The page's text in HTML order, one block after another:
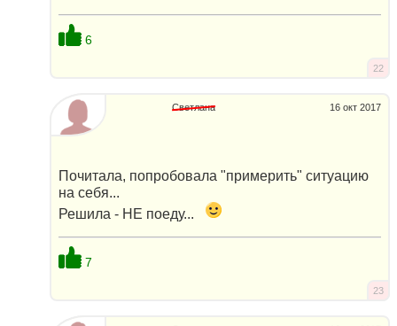
6
22
16 окт 2017
Светлана
Почитала, попробовала "примерить" ситуацию
на себя...
Решила - НЕ поеду...
7
23